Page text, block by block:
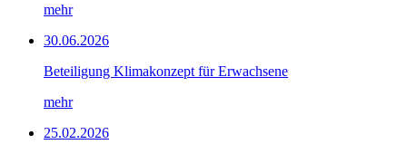
mehr
30.06.2026
Beteiligung Klimakonzept für Erwachsene
mehr
25.02.2026